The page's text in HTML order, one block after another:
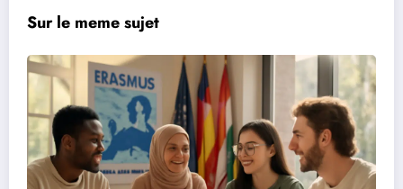
Sur le meme sujet